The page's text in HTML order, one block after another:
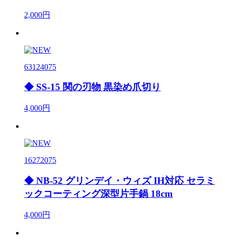
2,000円
63124075
◆ SS-15 関の刃物 黒染め爪切り
4,000円
16272075
◆ NB-52 グリンデイ・ウィズ IH対応 セラミ
ックコーティング深型片手鍋 18cm
4,000円